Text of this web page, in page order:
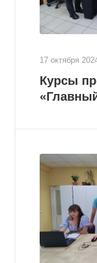
17 октября
Курсы